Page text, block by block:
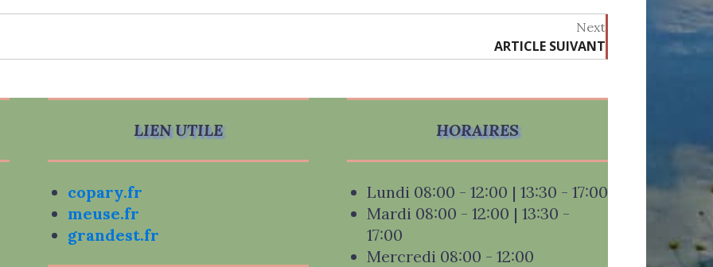
Next
post:
ARTICLE SUIVANT
LIEN UTILE
copary.fr
meuse.fr
grandest.fr
HORAIRES
Lundi 08:00 - 12:00 | 13:30 - 17:00
Mardi 08:00 - 12:00 | 13:30 -
17:00
Mercredi 08:00 - 12:00